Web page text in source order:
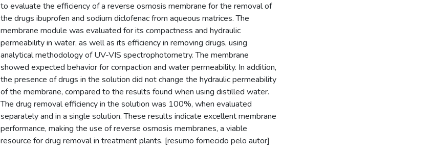
to evaluate the efficiency of a reverse osmosis membrane for the removal of
the drugs ibuprofen and sodium diclofenac from aqueous matrices. The
membrane module was evaluated for its compactness and hydraulic
permeability in water, as well as its efficiency in removing drugs, using
analytical methodology of UV-VIS spectrophotometry. The membrane
showed expected behavior for compaction and water permeability. In addition,
the presence of drugs in the solution did not change the hydraulic permeability
of the membrane, compared to the results found when using distilled water.
The drug removal efficiency in the solution was 100%, when evaluated
separately and in a single solution. These results indicate excellent membrane
performance, making the use of reverse osmosis membranes, a viable
resource for drug removal in treatment plants. [resumo fornecido pelo autor]